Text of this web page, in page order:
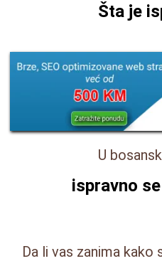
Šta je
U
ispravno
Da li vas zanima kako